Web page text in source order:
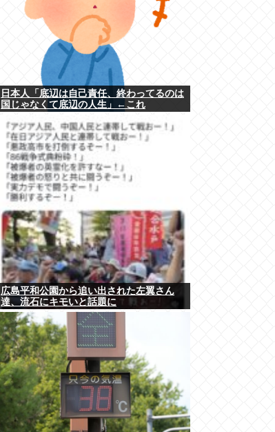
日本人「底辺は自己責任、終わってるのは
国じゃなくて底辺の人生」←これ
広島平和公園から追い出された左翼さん
達、流石にキモいと話題に